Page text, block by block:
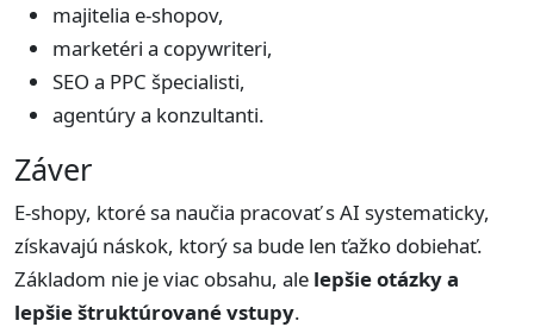
majitelia e-shopov,
marketéri a copywriteri,
SEO a PPC špecialisti,
agentúry a konzultanti.
Záver
E-shopy, ktoré sa naučia pracovať s AI systematicky,
získavajú náskok, ktorý sa bude len ťažko dobiehať.
Základom nie je viac obsahu, ale lepšie otázky a
lepšie štruktúrované vstupy.